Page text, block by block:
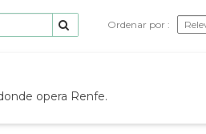
Ordenar por
opera Renfe.